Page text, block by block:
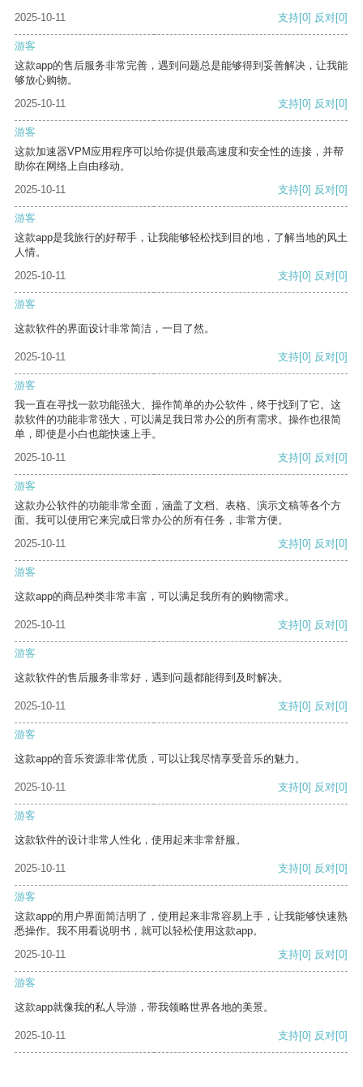
2025-10-11
支持[0] 反对[0]
游客
这款app的售后服务非常完善，遇到问题总是能够得到妥善解决，让我能
够放心购物。
2025-10-11
支持[0] 反对[0]
游客
这款加速器VPM应用程序可以给你提供最高速度和安全性的连接，并帮
助你在网络上自由移动。
2025-10-11
支持[0] 反对[0]
游客
这款app是我旅行的好帮手，让我能够轻松找到目的地，了解当地的风土
人情。
2025-10-11
支持[0] 反对[0]
游客
这款软件的界面设计非常简洁，一目了然。
2025-10-11 支持[0] 反对[0]
游客
我一直在寻找一款功能强大、操作简单的办公软件，终于找到了它。这
款软件的功能非常强大，可以满足我日常办公的所有需求。操作也很简
单，即使是小白也能快速上手。
2025-10-11
支持[0] 反对[0]
游客
这款办公软件的功能非常全面，涵盖了文档、表格、演示文稿等各个方
面。我可以使用它来完成日常办公的所有任务，非常方便。
2025-10-11
支持[0] 反对[0]
游客
这款app的商品种类非常丰富，可以满足我所有的购物需求。
2025-10-11 支持[0] 反对[0]
游客
这款软件的售后服务非常好，遇到问题都能得到及时解决。
2025-10-11 支持[0] 反对[0]
游客
这款app的音乐资源非常优质，可以让我尽情享受音乐的魅力。
2025-10-11 支持[0] 反对[0]
游客
这款软件的设计非常人性化，使用起来非常舒服。
2025-10-11 支持[0] 反对[0]
游客
这款app的用户界面简洁明了，使用起来非常容易上手，让我能够快速熟
悉操作。我不用看说明书，就可以轻松使用这款app。
2025-10-11
支持[0] 反对[0]
游客
这款app就像我的私人导游，带我领略世界各地的美景。
2025-10-11 支持[0] 反对[0]